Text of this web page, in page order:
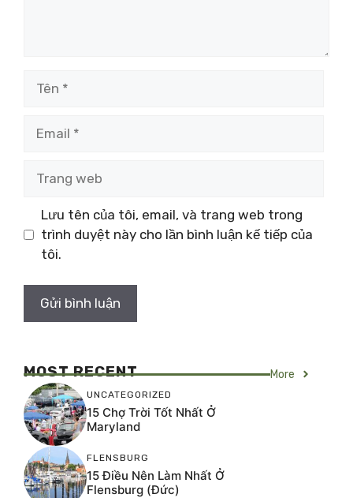
Lưu tên của tôi, email, và trang web trong
trình duyệt này cho lần bình luận kế tiếp của
tôi.
MOST RECENT More
UNCATEGORIZED
15 Chợ Trời Tốt Nhất Ở
Maryland
FLENSBURG
15 Điều Nên Làm Nhất Ở
Flensburg (Đức)